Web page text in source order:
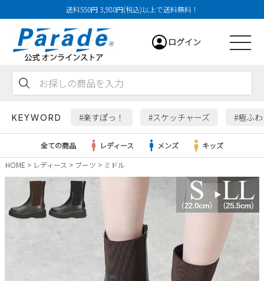
送料550円 3,980円(税込)以上で送料無料！
ログイン
KEYWORD #楽すぽっ！ #スケッチャーズ #極ふ
レディース
サンダル
キッズ
全ての商品 レディース メンズ
キッズ
HOME
レディース ブーツ ミドル